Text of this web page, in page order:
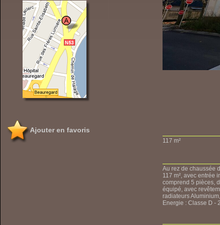
Ajouter en favoris
117 m²
Au rez de chaussée
117 m², avec entrée
comprend 5 pièces,
équipé, avec
radiateurs
Energie : Classe D -